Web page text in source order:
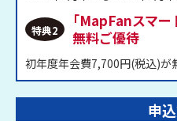
特典2
「MapFanスマー
無料ご優待
初年度年会費7,700円(税込)が
申